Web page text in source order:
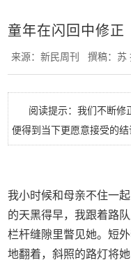
童年在闪回中修正
来源：新民周刊撰稿：苏
阅读提示：我们不断修
便得到当下更愿意接受的结
我小时候和母亲不住一
的天黑得早，我跟着路
栏杆缝隙里瞥见她。短
地翻着，斜照的路灯将